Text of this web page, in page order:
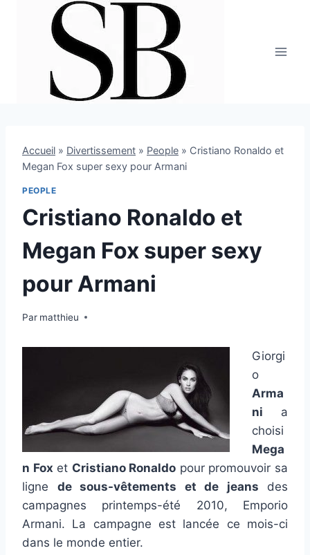
Accueil » Divertissement » People » Cristiano Ronaldo et
Megan Fox super sexy pour Armani
PEOPLE
Cristiano Ronaldo et
Megan Fox super sexy
pour Armani
Par matthieu
15 janvier 2010
Giorgi
o
Arma
ni a
choisi
Mega
n Fox et Cristiano Ronaldo pour promouvoir sa
ligne de sous-vêtements et de jeans des
campagnes printemps-été 2010, Emporio
Armani. La campagne est lancée ce mois-ci
dans le monde entier.